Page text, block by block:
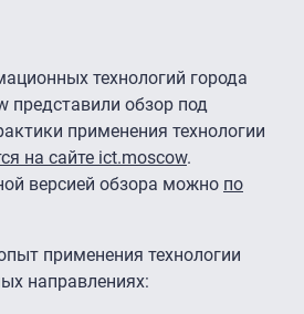
технологий города
представили обзор под
применения технологии
на сайте ict.moscow.
версией обзора можно по
применения технологии
направлениях: